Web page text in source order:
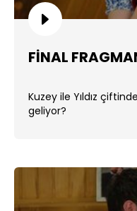
FİNAL
Kuzey ile Yıldız
geliyor?